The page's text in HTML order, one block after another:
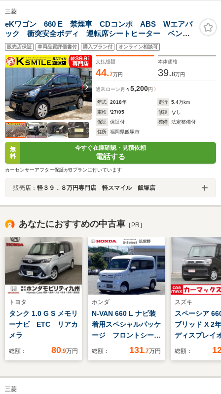
三菱
eKワゴン 660 E 禁煙車 CDコンポ ABS Wエアバ
ック 衝突安全ボディ 運転席シートヒーター ベンチ
シート キーレスエントリー
販売店保証 車両品質評価書付 購入プラン付 オンライン相談可
支払総額
44.7万円
本体価格
39.8万円
通常ローン 月々5,200円
年式 2018年 走行 5.4万km
車検
'27/05 修復
なし
保証
保証付 整備
法定整備付
住所
福岡県飯塚市
無
料
今すぐ在庫確認・見積依頼
電話する
カーセンサーアフター保証がBプランに付いています
販売店： 軽３９．８万円専門店 軽スマイル 飯塚店
あなたにおすすめの中古車 ［PR］
トヨタ
タンク 1.0 G S メモリ
ーナビ ETC リアカ
メラ
総額： 80.9万円
ホンダ
N-VAN 660 L ナビ装
着用スペシャルパッケ
ージ フロントシート
アームレスト 電動格
総額： 131.7万円
スズキ
スペーシア
ブリッド X 2
ディスプレイ
オ バックカ
シートヒータ
総額：
三菱